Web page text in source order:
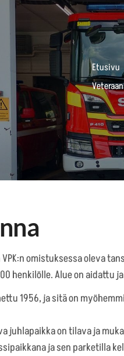
ry
Etusivu
omistuksessa oleva
henkilölle. Alue on aidattu
1956, ja sitä on
juhlapaikka on tilava ja
ja sen parketilla